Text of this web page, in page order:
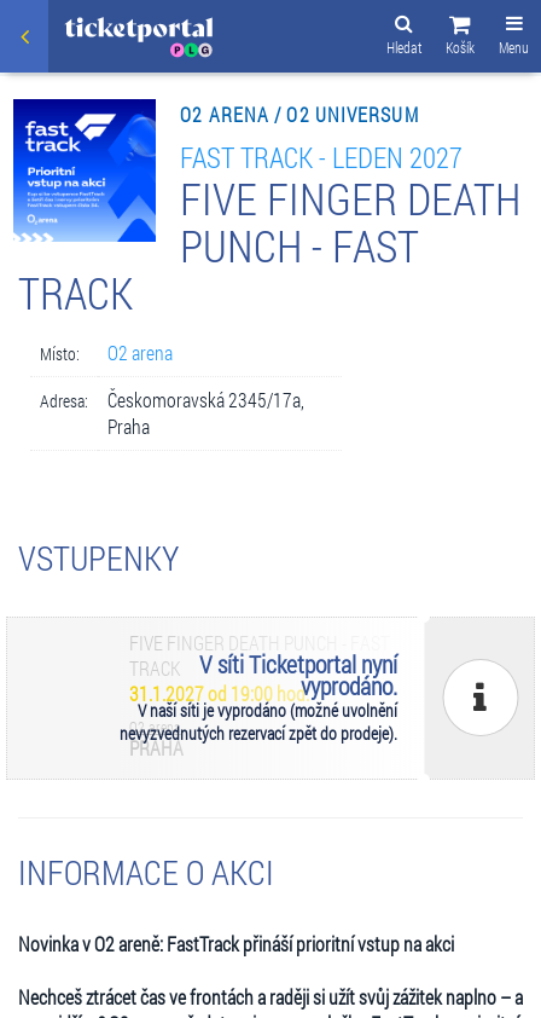
Menu
Košík
Hledat
O2 ARENA / O2 UNIVERSUM
FAST TRACK - LEDEN 2027
FIVE FINGER DEATH
PUNCH - FAST
TRACK
Místo: O2 arena
Adresa:
Českomoravská 2345/17a,
Praha
VSTUPENKY
V síti Ticketportal nyní
vyprodáno.
V naší síti je vyprodáno (možné uvolnění
nevyzvednutých rezervací zpět do prodeje).
FIVE FINGER DEATH PUNCH - FAST
TRACK
31.1.2027 od 19:00 hod.
O2 arena
PRAHA
INFORMACE O AKCI
Novinka v O2 areně: FastTrack přináší prioritní vstup na akci
Nechceš ztrácet čas ve frontách a raději si užít svůj zážitek naplno – a